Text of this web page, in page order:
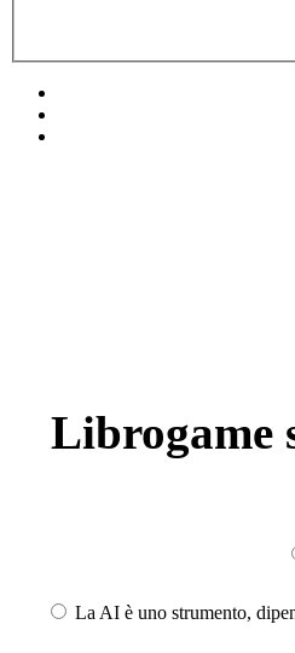
Librogame
La AI è uno strumento,